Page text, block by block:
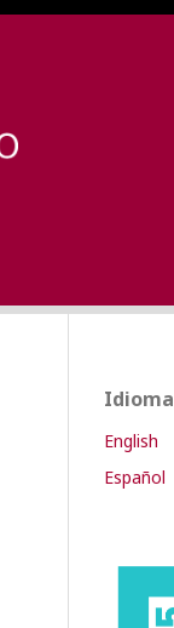
Idioma
English
Español